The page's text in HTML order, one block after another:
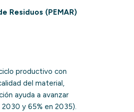
Residuos (PEMAR)
productivo con
del material,
ayuda a avanzar
y 65% en 2035).